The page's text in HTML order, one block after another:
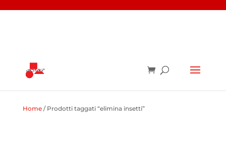
Home/ Prodotti taggati “elimina insetti”